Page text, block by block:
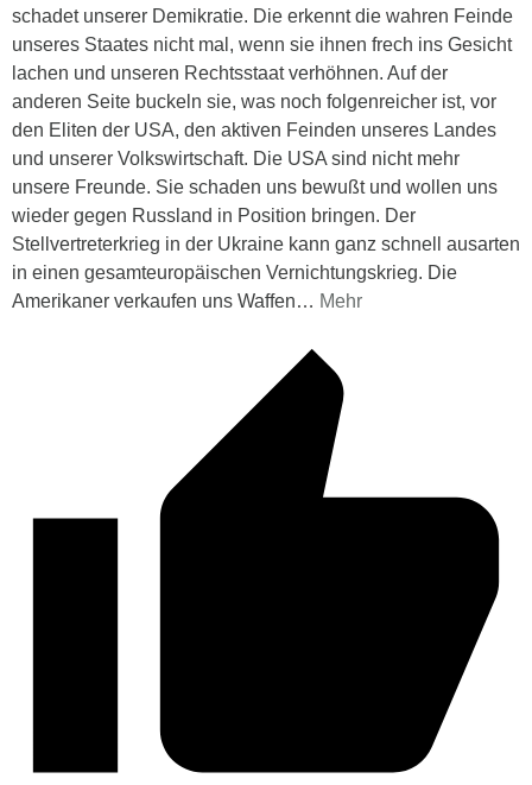
schadet unserer Demikratie. Die erkennt die wahren Feinde
unseres Staates nicht mal, wenn sie ihnen frech ins Gesicht
lachen und unseren Rechtsstaat verhöhnen. Auf der
anderen Seite buckeln sie, was noch folgenreicher ist, vor
den Eliten der USA, den aktiven Feinden unseres Landes
und unserer Volkswirtschaft. Die USA sind nicht mehr
unsere Freunde. Sie schaden uns bewußt und wollen uns
wieder gegen Russland in Position bringen. Der
Stellvertreterkrieg in der Ukraine kann ganz schnell ausarten
in einen gesamteuropäischen Vernichtungskrieg. Die
Amerikaner verkaufen uns Waffen… Mehr